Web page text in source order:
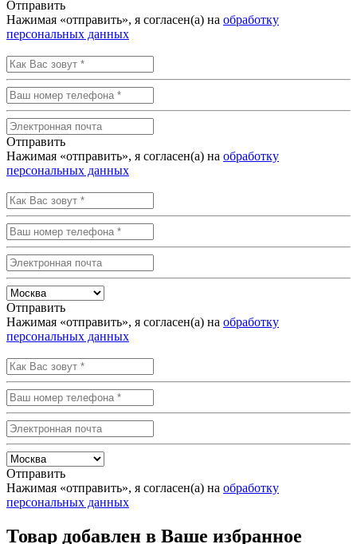
Отправить
Нажимая «отправить», я согласен(а) на обработку
персональных данных
Отправить
Нажимая «отправить», я согласен(а) на обработку
персональных данных
Отправить
Нажимая «отправить», я согласен(а) на обработку
персональных данных
Отправить
Нажимая «отправить», я согласен(а) на обработку
персональных данных
Товар добавлен в Ваше избранное